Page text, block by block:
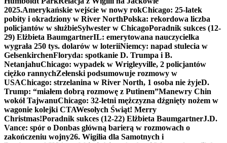
2025.Amerykańskie wejście w nowy rokChicago: 25-latek
pobity i okradziony w River NorthPolska: rekordowa liczba
policjantów w służbieSylwester w ChicagoPoradnik sukces (12-
29) Elżbieta BaumgartnerIL: emerytowana nauczycielka
wygrała 250 tys. dolarów w loteriiNiemcy: napad stulecia w
GelsenkirchenFloryda: spotkanie D. Trumpa i B.
NetanjahuChicago: wypadek w Wrigleyville, 2 policjantów
ciężko rannychZełenski podsumowuje rozmowy w
USAChicago: strzelanina w River North, 1 osoba nie żyjeD.
Trump: “miałem dobrą rozmowę z Putinem”Manewry Chin
wokół TajwanuChicago: 32-letni mężczyzna dźgnięty nożem w
wagonie kolejki CTAWesołych Świąt! Merry
Christmas!Poradnik sukces (12-22) Elżbieta BaumgartnerJ.D.
Vance: spór o Donbas główną barierą w rozmowach o
zakończeniu wojny26. Wigilia dla Samotnych i